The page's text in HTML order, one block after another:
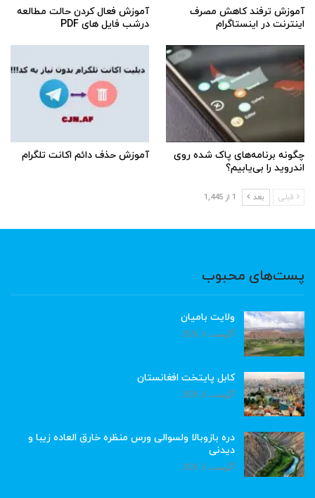
آموزش ترفند کاهش مصرف
اینترنت در اینستاگرام
آموزش فعال کردن حالت مطالعه
درشب فایل های PDF
چگونه برنامه‌های پاک شده روی
اندروید را بی‌یابیم؟
آموزش حذف دائم اکانت تلگرام
قبلی بعد 1 از 1,445
پست‌های محبوب
ولایت بامیان
آگوست 6, 2026
کابل پایتخت افغانستان
آگوست 6, 2026
دره بازوبالا ولسوالی ورس منظره خارق العاده زیبا و
دیدنی
آگوست 6, 2026